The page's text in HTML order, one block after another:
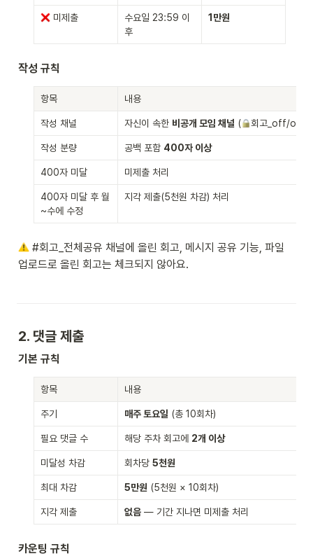
미제출
수요일 23:59 이
후
1만원
작성 규칙
항목 내용
작성 채널 자신이 속한 비공개 모임 채널 ( 회고_off/on/
작성 분량 공백 포함 400자 이상
400자 미달 미제출 처리
400자 미달 후 월
~수에 수정
지각 제출(5천원 차감) 처리
#회고_전체공유 채널에 올린 회고, 메시지 공유 기능, 파일
업로드로 올린 회고는 체크되지 않아요.
2. 댓글 제출
기본 규칙
항목 내용
주기 매주 토요일 (총 10회차)
필요 댓글 수 해당 주차 회고에 2개 이상
미달성 차감 회차당 5천원
최대 차감 5만원 (5천원 × 10회차)
지각 제출 없음 — 기간 지나면 미제출 처리
카운팅 규칙